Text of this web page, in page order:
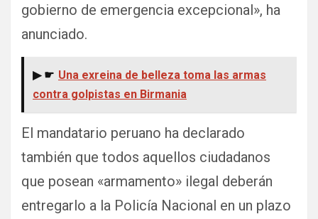
gobierno de emergencia excepcional», ha
anunciado.
▶ ☛ Una exreina de belleza toma las armas
contra golpistas en Birmania
El mandatario peruano ha declarado
también que todos aquellos ciudadanos
que posean «armamento» ilegal deberán
entregarlo a la Policía Nacional en un plazo